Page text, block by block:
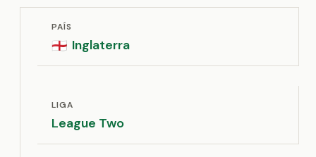
PAÍS
🏴󠁧󠁢󠁥󠁮󠁧󠁿 Inglaterra
LIGA
League Two